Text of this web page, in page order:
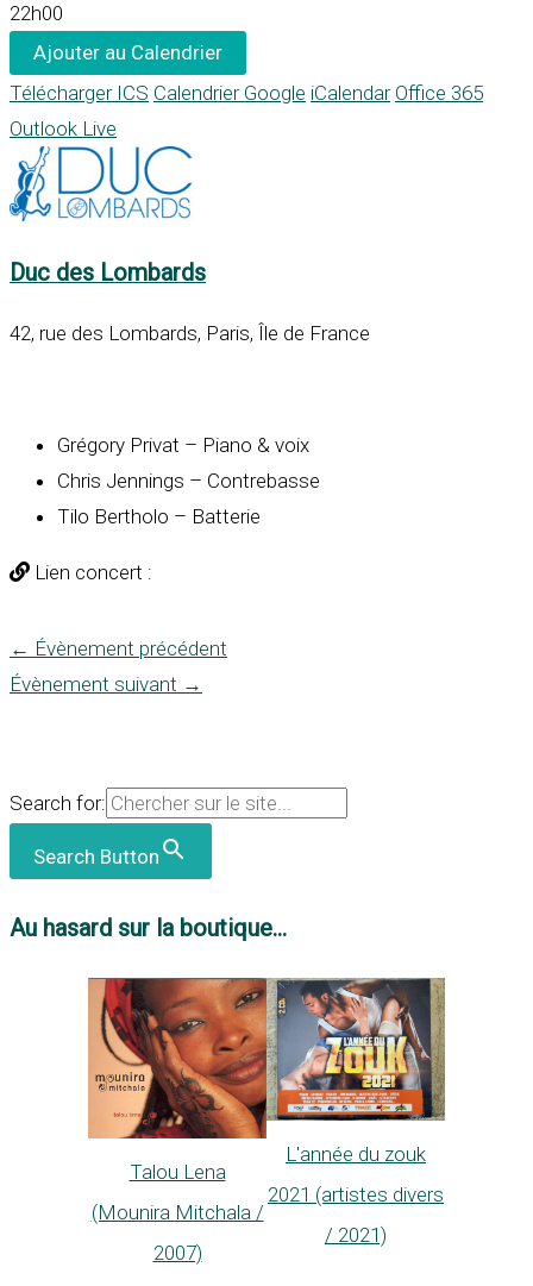
22h00
Ajouter au Calendrier
Télécharger ICS Calendrier Google iCalendar Office 365
Outlook Live
Duc des Lombards
42, rue des Lombards, Paris, Île de France
Grégory Privat – Piano & voix
Chris Jennings – Contrebasse
Tilo Bertholo – Batterie
Lien concert :
← Évènement précédent
Évènement suivant →
Search for:
Search Button
Au hasard sur la boutique...
Talou Lena
(Mounira Mitchala /
2007)
L'année du zouk
2021 (artistes divers
/ 2021)